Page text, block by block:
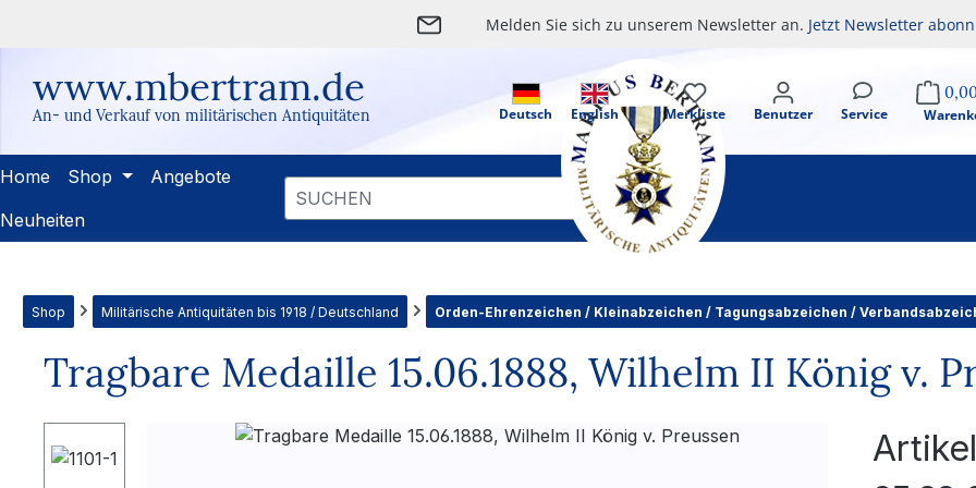
Melden Sie sich zu unserem Newsletter an. Jetzt Newsletter
www.mbertram.de
An- und Verkauf von militärischen Antiquitäten Deutsch English Merkliste Benutzer Service
Home Shop
Angebote
Neuheiten
Shop Militärische Antiquitäten bis 1918 / Deutschland Orden-Ehrenzeichen / Kleinabzeichen / Tagungsabzeichen /
Tragbare Medaille 15.06.1888, Wilhelm II König v.
Bildergalerie überspringen